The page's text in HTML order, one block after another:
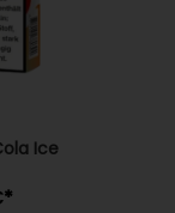
Ice
*